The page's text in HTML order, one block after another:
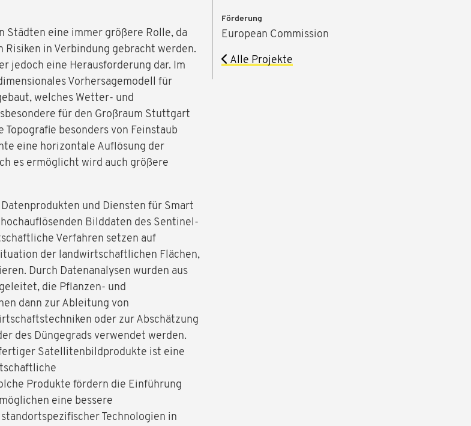
Städten eine immer größere Rolle, da
in Verbindung gebracht werden.
jedoch eine Herausforderung dar. Im
Vorhersagemodell für
welches Wetter- und
für den Großraum Stuttgart
besonders von Feinstaub
eine horizontale Auflösung der
es ermöglicht wird auch größere
und Diensten für Smart
Bilddaten des Sentinel-
Verfahren setzen auf
der landwirtschaftlichen Flächen,
Durch Datenanalysen wurden aus
die Pflanzen- und
dann zur Ableitung von
oder zur Abschätzung
des Düngegrads verwendet werden.
Satellitenbildprodukte ist eine
Produkte fördern die Einführung
eine bessere
Technologien in
Förderung
European Commission
Alle Projekte